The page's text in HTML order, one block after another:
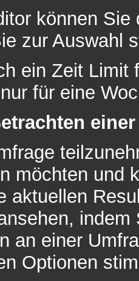
können
zur Auswahl
ein Zeit Limit
für eine
möchten und
aktuellen
an einer
Optionen